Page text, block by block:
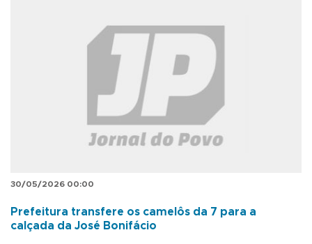
30/05/2026 00:00
Prefeitura transfere os camelôs da 7 para a
calçada da José Bonifácio